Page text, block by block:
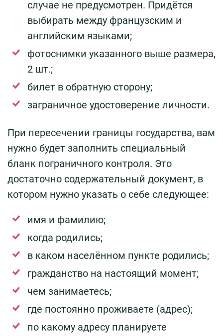
случае не предусмотрен. Придётся
выбирать между французским и
английским языками;
фотоснимки указанного выше размера,
2 шт.;
билет в обратную сторону;
заграничное удостоверение личности.
При пересечении границы государства, вам
нужно будет заполнить специальный
бланк пограничного контроля. Это
достаточно содержательный документ, в
котором нужно указать о себе следующее:
имя и фамилию;
когда родились;
в каком населённом пункте родились;
гражданство на настоящий момент;
чем занимаетесь;
где постоянно проживаете (адрес);
по какому адресу планируете